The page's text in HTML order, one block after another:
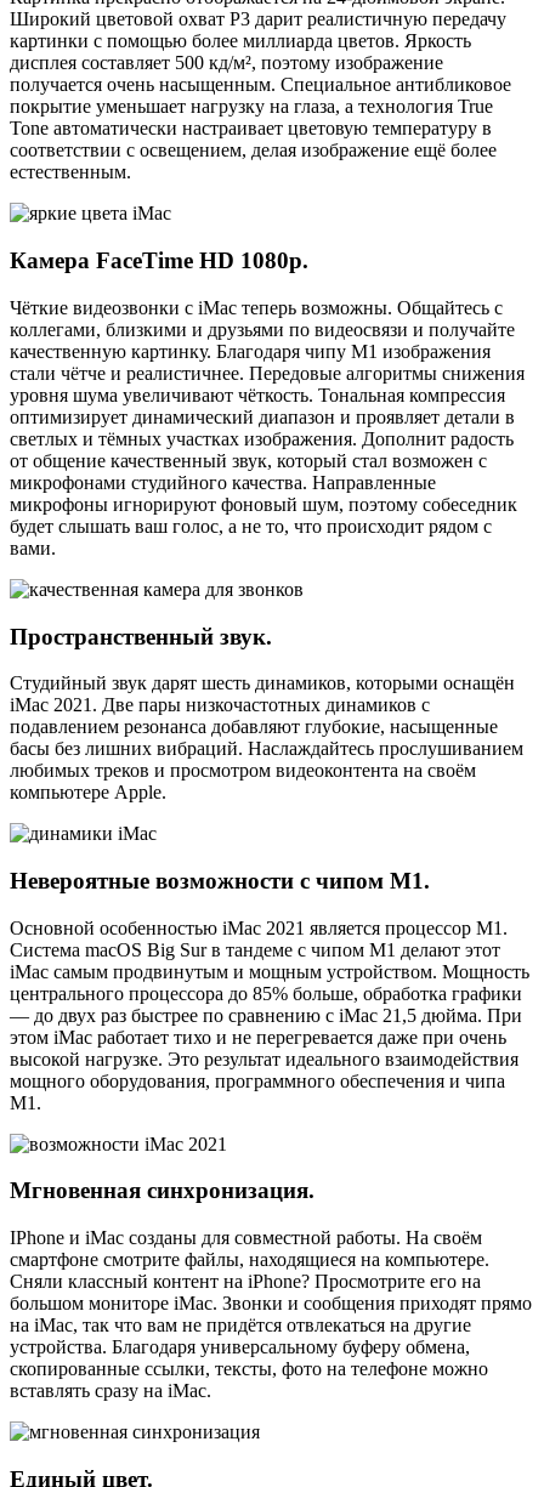
Широкий цветовой охват P3 дарит реалистичную передачу
картинки с помощью более миллиарда цветов. Яркость
дисплея составляет 500 кд/м², поэтому изображение
получается очень насыщенным. Специальное антибликовое
покрытие уменьшает нагрузку на глаза, а технология True
Tone автоматически настраивает цветовую температуру в
соответствии с освещением, делая изображение ещё более
естественным.
Камера FaceTime HD 1080p.
Чёткие видеозвонки с iMac теперь возможны. Общайтесь с
коллегами, близкими и друзьями по видеосвязи и получайте
качественную картинку. Благодаря чипу М1 изображения
стали чётче и реалистичнее. Передовые алгоритмы снижения
уровня шума увеличивают чёткость. Тональная компрессия
оптимизирует динамический диапазон и проявляет детали в
светлых и тёмных участках изображения. Дополнит радость
от общение качественный звук, который стал возможен с
микрофонами студийного качества. Направленные
микрофоны игнорируют фоновый шум, поэтому собеседник
будет слышать ваш голос, а не то, что происходит рядом с
вами.
Пространственный звук.
Студийный звук дарят шесть динамиков, которыми оснащён
iMac 2021. Две пары низкочастотных динамиков с
подавлением резонанса добавляют глубокие, насыщенные
басы без лишних вибраций. Наслаждайтесь прослушиванием
любимых треков и просмотром видеоконтента на своём
компьютере Apple.
Невероятные возможности с чипом М1.
Основной особенностью iMac 2021 является процессор М1.
Система macOS Big Sur в тандеме с чипом М1 делают этот
iMac самым продвинутым и мощным устройством. Мощность
центрального процессора до 85% больше, обработка графики
— до двух раз быстрее по сравнению с iMac 21,5 дюйма. При
этом iMac работает тихо и не перегревается даже при очень
высокой нагрузке. Это результат идеального взаимодействия
мощного оборудования, программного обеспечения и чипа
M1.
Мгновенная синхронизация.
IPhone и iMac созданы для совместной работы. На своём
смартфоне смотрите файлы, находящиеся на компьютере.
Сняли классный контент на iPhone? Просмотрите его на
большом мониторе iMac. Звонки и сообщения приходят прямо
на iMac, так что вам не придётся отвлекаться на другие
устройства. Благодаря универсальному буферу обмена,
скопированные ссылки, тексты, фото на телефоне можно
вставлять сразу на iMac.
Единый цвет.